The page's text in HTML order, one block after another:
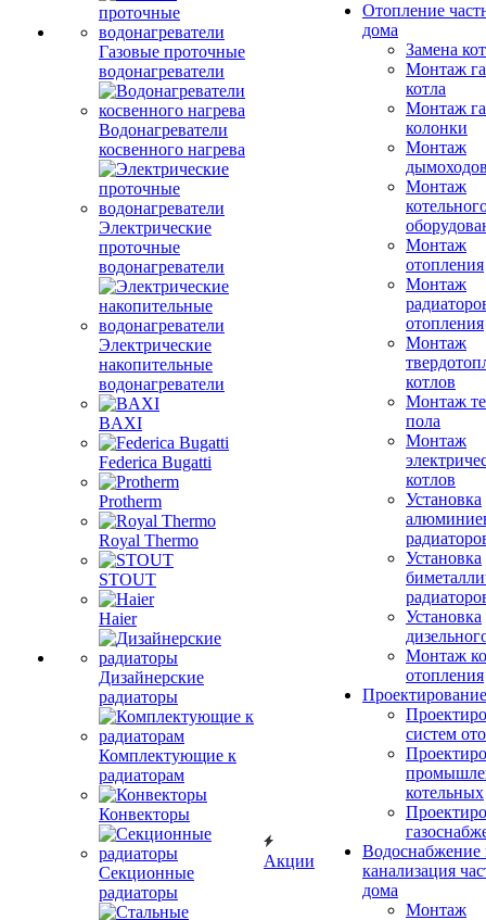
Газовые проточные
водонагреватели
Водонагреватели
косвенного нагрева
Электрические
проточные
водонагреватели
Электрические
накопительные
водонагреватели
BAXI
Federica Bugatti
Protherm
Royal Thermo
STOUT
Haier
Дизайнерские
радиаторы
Комплектующие к
радиаторам
Конвекторы
Секционные
радиаторы
Акции
Отопление
дома
Замена
Монтаж
котла
Монтаж
колонки
Монтаж
Монтаж
Монтаж
отопления
Монтаж
отопления
Монтаж
котлов
Монтаж
пола
Монтаж
котлов
Установка
Установка
Установка
Монтаж
отопления
Проектирование
систем
котельных
Водоснабжение
канализация
дома
Монтаж